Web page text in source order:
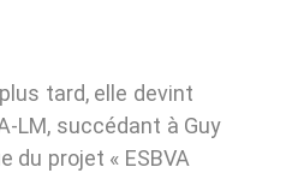
tard, elle devint
LM, succédant à Guy
du projet « ESBVA